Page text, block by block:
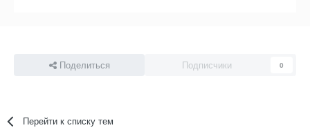
Поделиться Подписчики 0
Перейти к списку тем